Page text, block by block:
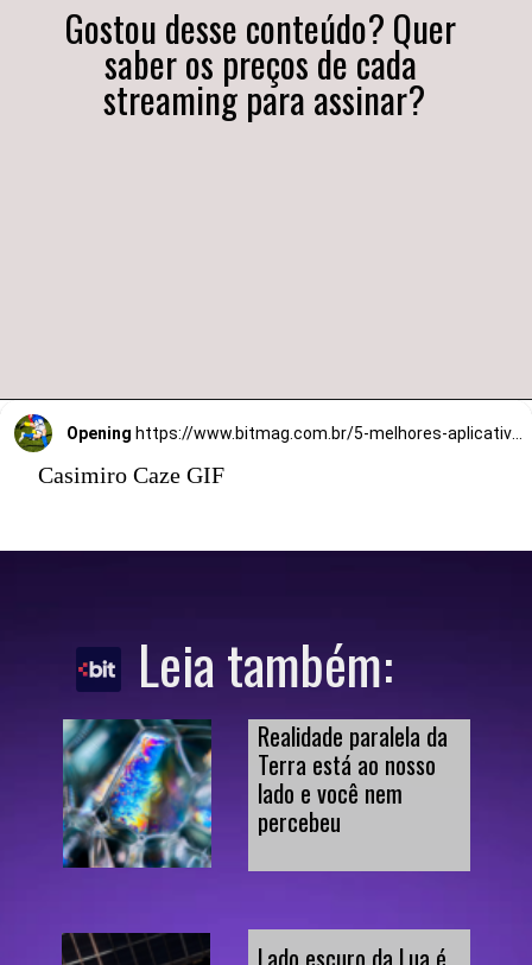
Gostou desse conteúdo? Quer
saber os preços de cada
streaming para assinar?
Opening
Casimiro Caze GIF
Leia também:
Realidade paralela da
Terra está ao nosso
lado e você nem
percebeu
Lado escuro da Lua é